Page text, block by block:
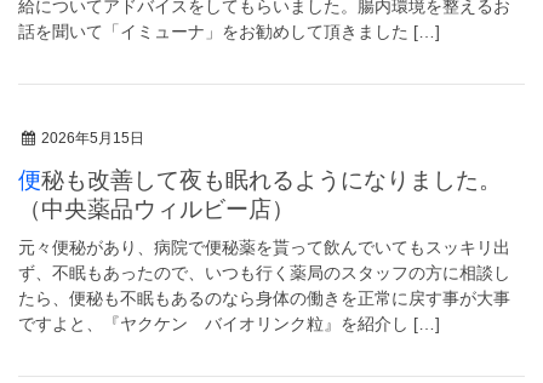
給についてアドバイスをしてもらいました。腸内環境を整えるお
話を聞いて「イミューナ」をお勧めして頂きました […]
2026年5月15日
便秘も改善して夜も眠れるようになりました。
（中央薬品ウィルビー店）
元々便秘があり、病院で便秘薬を貰って飲んでいてもスッキリ出
ず、不眠もあったので、いつも行く薬局のスタッフの方に相談し
たら、便秘も不眠もあるのなら身体の働きを正常に戻す事が大事
ですよと、『ヤクケン バイオリンク粒』を紹介し […]